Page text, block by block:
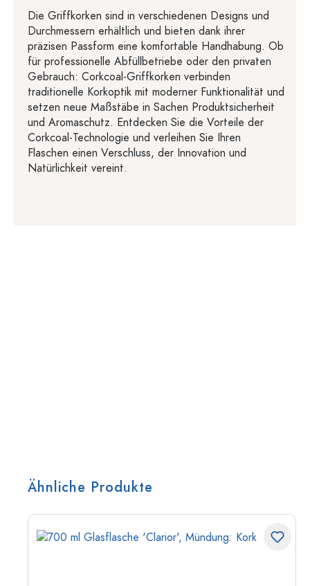
Die Griffkorken sind in verschiedenen Designs und
Durchmessern erhältlich und bieten dank ihrer
präzisen Passform eine komfortable Handhabung. Ob
für professionelle Abfüllbetriebe oder den privaten
Gebrauch: Corkcoal-Griffkorken verbinden
traditionelle Korkoptik mit moderner Funktionalität und
setzen neue Maßstäbe in Sachen Produktsicherheit
und Aromaschutz. Entdecken Sie die Vorteile der
Corkcoal-Technologie und verleihen Sie Ihren
Flaschen einen Verschluss, der Innovation und
Natürlichkeit vereint.
Ähnliche Produkte